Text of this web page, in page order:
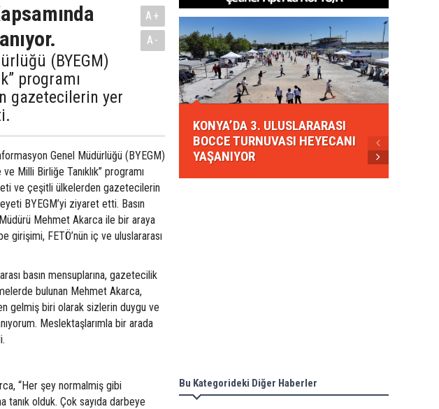
(BYEGM)
programı
gazetecilerin yer
A+
A-
Genel Müdürlüğü (BYEGM)
Milli Birliğe Tanıklık” programı
ve çeşitli ülkelerden gazetecilerin
BYEGM’yi ziyaret etti. Basın
Mehmet Akarca ile bir araya
girişimi, FETÖ’nün iç ve uluslararası
basın mensuplarına, gazetecilik
bulunan Mehmet Akarca,
gelmiş biri olarak sizlerin duygu ve
Meslektaşlarımla bir arada
“Her şey normalmiş gibi
tanık olduk. Çok sayıda darbeye
KONYA’DA 3. ULUSLARARASI
BOCCE TURNUVASI HEYECANI
YAŞANIYOR
Bu Kategorideki Diğer Haberler